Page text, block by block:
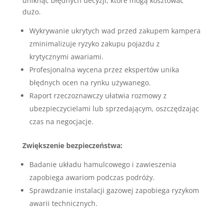
dużo.
Wykrywanie ukrytych wad przed zakupem kampera
zminimalizuje ryzyko zakupu pojazdu z
krytycznymi awariami.
Profesjonalna wycena przez ekspertów unika
błędnych ocen na rynku używanego.
Raport rzeczoznawczy ułatwia rozmowy z
ubezpieczycielami lub sprzedającym, oszczędzając
czas na negocjacje.
Zwiększenie bezpieczeństwa:
Badanie układu hamulcowego i zawieszenia
zapobiega awariom podczas podróży.
Sprawdzanie instalacji gazowej zapobiega ryzykom
awarii technicznych.